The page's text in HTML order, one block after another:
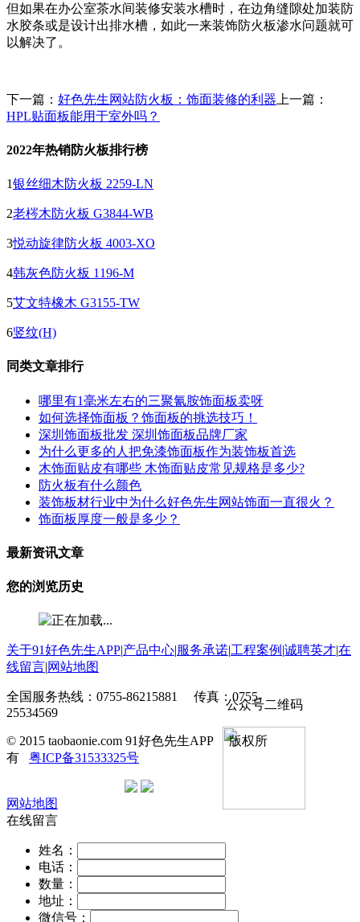
但如果在办公室茶水间装修安装水槽时，在边角缝隙处加装防
水胶条或是设计出排水槽，如此一来装饰防火板渗水问题就可
以解决了。
下一篇： 好色先生网站防火板：饰面装修的利器 上一篇：
HPL贴面板能用于室外吗？
2022年热销防火板排行榜
1银丝细木防火板 2259-LN
2老梣木防火板 G3844-WB
3悦动旋律防火板 4003-XO
4韩灰色防火板 1196-M
5艾文特橡木 G3155-TW
6竖纹(H)
同类文章排行
哪里有1毫米左右的三聚氰胺饰面板卖呀
如何选择饰面板？饰面板的挑选技巧！
深圳饰面板批发 深圳饰面板品牌厂家
为什么更多的人把免漆饰面板作为装饰板首选
木饰面贴皮有哪些 木饰面贴皮常见规格是多少?
防火板有什么颜色
装饰板材行业中为什么好色先生网站饰面一直很火？
饰面板厚度一般是多少？
最新资讯文章
您的浏览历史
关于91好色先生APP 产品中心 服务承诺工程案例 诚聘英才在
线留言 网站地图
公众号二维码
全国服务热线：0755-86215881 传真：0755-
25534569
© 2015 taobaonie.com 91好色先生APP 版权所
有 粤ICP备31533325号
网站地图
在线留言
姓名：
电话：
数量：
地址：
微信号：